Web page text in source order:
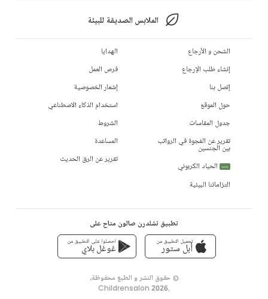
الملابس الصديقة للبيئة
الشحن و الأرجاع
إنشاء طلب الإرجاع
إتصل بنا
حول الموقع
جدول المقاسات
تقرير عن الفجوة في الرواتب
بين الجنسين
جديد
الحياد الكربوني
التزاماتنا البيئية
الهدايا
فرص العمل
إشعار الخصوصية
استخدام الذكاء الاصطناعي
الشروط
المساعدة
تقرير عن الرق الحديث
تطبيق تشلدرن صالون متاح على
تحميل التطبيق من
أبل ستور
احصلوا على التطبيق من
غوغل بلاي
© حقوق النشر و الطبع محفوظة،
,
Childrensalon 2026